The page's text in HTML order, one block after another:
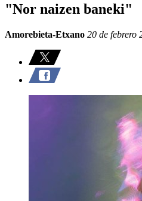
"Nor naizen baneki"
Amorebieta-Etxano 20 de febrero